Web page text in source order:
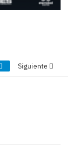
Siguiente